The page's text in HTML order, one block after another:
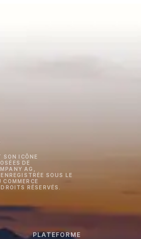
SON ICÔNE
DE
AG,
SOUS LE
COMMERCE
RÉSERVÉS.
PLATEFORME